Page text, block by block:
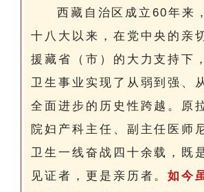
西藏自治区成立60年来
十八大以来，在党中央的亲
援藏省（市）的大力支持下
卫生事业实现了从弱到强、
全面进步的历史性跨越。原
院妇产科主任、副主任医师
卫生一线奋战四十余载，既
见证者，更是亲历者。如今